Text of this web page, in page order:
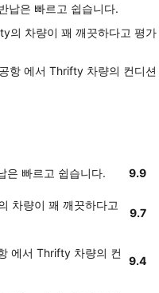
납은 빠르고 쉽습니다.
의 차량이 꽤 깨끗하다고 평가
항 에서 Thrifty 차량의 컨디션
은 빠르고 쉽습니다. 9.9
차량이 꽤 깨끗하다고
9.7
에서 Thrifty 차량의 컨
9.4